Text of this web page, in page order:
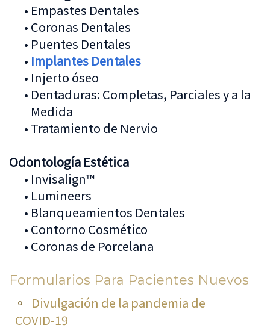
• Empastes Dentales
• Coronas Dentales
• Puentes Dentales
• Implantes Dentales
• Injerto óseo
• Dentaduras: Completas, Parciales y a la
Medida
• Tratamiento de Nervio
Odontología Estética
• Invisalign™
• Lumineers
• Blanqueamientos Dentales
• Contorno Cosmético
• Coronas de Porcelana
Formularios Para Pacientes Nuevos
Divulgación de la pandemia de
COVID-19